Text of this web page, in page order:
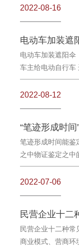
2022-08-16
电动车加装遮
电动车加装遮阳伞
车主给电动自行车
2022-08-12
“笔迹形成时
笔迹形成时间能鉴
之中物证鉴定之中
2022-07-06
民营企业十二
民营企业十二种
商业模式、营商环